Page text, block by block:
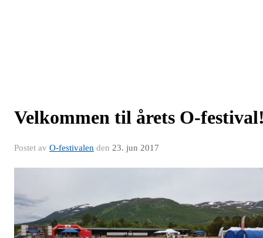
Velkommen til årets O-
Postet av O-festivalen den 23. jun 2017